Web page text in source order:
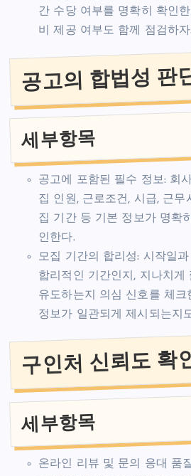
간 수당 여부를 명확히 확인
비 제공 여부도 함께 점검하자.
공고의 합법성 판
세부항목
공고에 포함된 필수 정보: 회
집 인원, 근로조건, 시급, 근무
집 기간 등 기본 정보가 명확
인한다.
모집 기간의 합리성: 시작일
합리적인 기간인지, 지나치게
유도하는지 의심 신호를 체크
정보가 일관되게 제시되는지
구인처 신뢰도 확
세부항목
온라인 리뷰 및 문의 응대 품